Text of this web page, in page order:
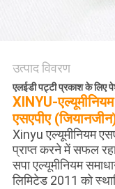
उत्पाद विवरण
एलईडी पट्टी प्रकाश के लिए
XINYU-एल्यूमीनियम
एसएपीए
Xinyu एल्यूमीनियम
प्राप्त करने में सफल
सपा एल्यूमीनियम
लिमिटेड 2011 को